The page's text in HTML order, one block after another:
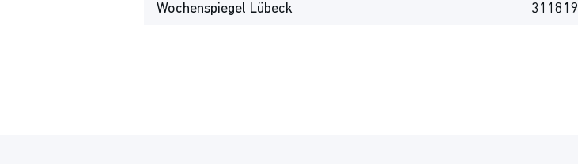
Wochenspiegel Lübeck 311819